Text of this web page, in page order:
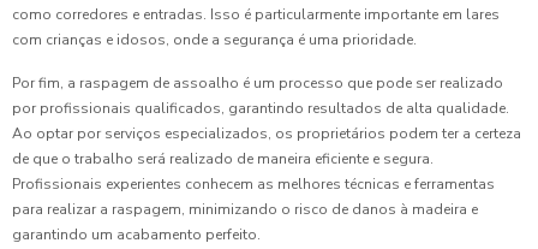
como corredores e entradas. Isso é particularmente importante em lares
com crianças e idosos, onde a segurança é uma prioridade.
Por fim, a raspagem de assoalho é um processo que pode ser realizado
por profissionais qualificados, garantindo resultados de alta qualidade.
Ao optar por serviços especializados, os proprietários podem ter a certeza
de que o trabalho será realizado de maneira eficiente e segura.
Profissionais experientes conhecem as melhores técnicas e ferramentas
para realizar a raspagem, minimizando o risco de danos à madeira e
garantindo um acabamento perfeito.